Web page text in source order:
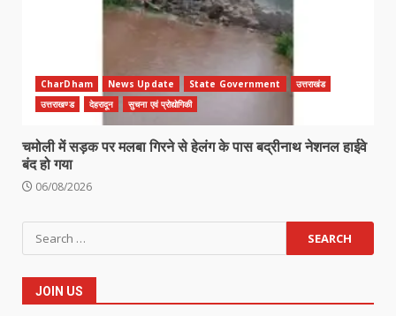
CharDham News Update State Government
उत्तराखंड
उत्तराखण्ड
देहरादून सुचना एवं प्रोद्योगिकी
चमोली में सड़क पर मलबा गिरने से हेलंग के पास बद्रीनाथ नेशनल हाईवे
बंद हो गया
06/08/2026
Search
for:
JOIN US